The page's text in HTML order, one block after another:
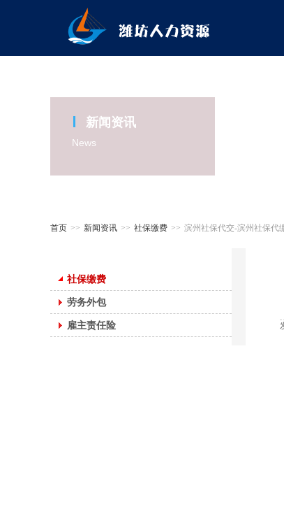
新闻资讯
News
首页 >> 新闻资讯 >> 社保缴费 >> 滨州社保代交-滨州社保代
社保缴费
劳务外包
雇主责任险